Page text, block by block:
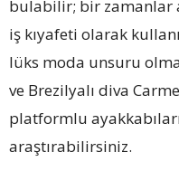
bulabilir; bir zamanlar
iş kıyafeti olarak
lüks moda unsuru
ve Brezilyalı diva
platformlu
araştırabilirsiniz.